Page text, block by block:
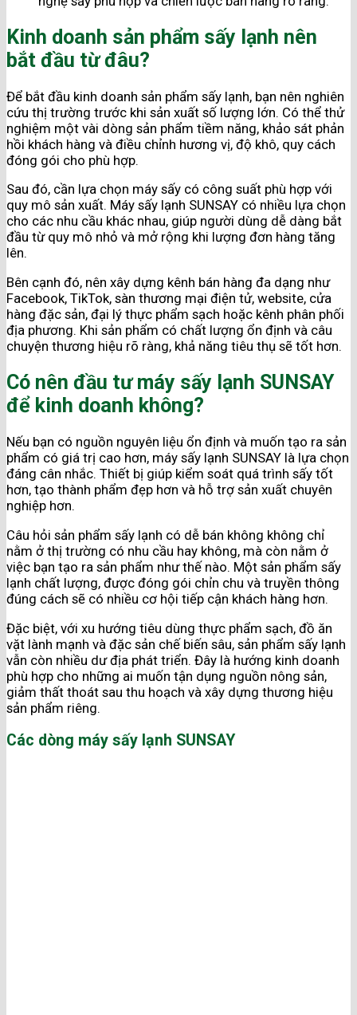
Kinh doanh sản phẩm sấy lạnh nên
bắt đầu từ đâu?
Để bắt đầu kinh doanh sản phẩm sấy lạnh, bạn nên nghiên
cứu thị trường trước khi sản xuất số lượng lớn. Có thể thử
nghiệm một vài dòng sản phẩm tiềm năng, khảo sát phản
hồi khách hàng và điều chỉnh hương vị, độ khô, quy cách
đóng gói cho phù hợp.
Sau đó, cần lựa chọn máy sấy có công suất phù hợp với
quy mô sản xuất. Máy sấy lạnh SUNSAY có nhiều lựa chọn
cho các nhu cầu khác nhau, giúp người dùng dễ dàng bắt
đầu từ quy mô nhỏ và mở rộng khi lượng đơn hàng tăng
lên.
Bên cạnh đó, nên xây dựng kênh bán hàng đa dạng như
Facebook, TikTok, sàn thương mại điện tử, website, cửa
hàng đặc sản, đại lý thực phẩm sạch hoặc kênh phân phối
địa phương. Khi sản phẩm có chất lượng ổn định và câu
chuyện thương hiệu rõ ràng, khả năng tiêu thụ sẽ tốt hơn.
Có nên đầu tư máy sấy lạnh SUNSAY
để kinh doanh không?
Nếu bạn có nguồn nguyên liệu ổn định và muốn tạo ra sản
phẩm có giá trị cao hơn, máy sấy lạnh SUNSAY là lựa chọn
đáng cân nhắc. Thiết bị giúp kiểm soát quá trình sấy tốt
hơn, tạo thành phẩm đẹp hơn và hỗ trợ sản xuất chuyên
nghiệp hơn.
Câu hỏi sản phẩm sấy lạnh có dễ bán không không chỉ
nằm ở thị trường có nhu cầu hay không, mà còn nằm ở
việc bạn tạo ra sản phẩm như thế nào. Một sản phẩm sấy
lạnh chất lượng, được đóng gói chỉn chu và truyền thông
đúng cách sẽ có nhiều cơ hội tiếp cận khách hàng hơn.
Đặc biệt, với xu hướng tiêu dùng thực phẩm sạch, đồ ăn
vặt lành mạnh và đặc sản chế biến sâu, sản phẩm sấy lạnh
vẫn còn nhiều dư địa phát triển. Đây là hướng kinh doanh
phù hợp cho những ai muốn tận dụng nguồn nông sản,
giảm thất thoát sau thu hoạch và xây dựng thương hiệu
sản phẩm riêng.
Các dòng máy sấy lạnh SUNSAY